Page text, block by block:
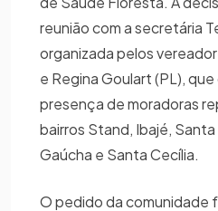
reunião com a secretária
organizada pelos
e Regina Goulart (PL),
presença de moradoras
bairros Stand, Ibajé,
Gaúcha e Santa Cecília.
O pedido da comunidade